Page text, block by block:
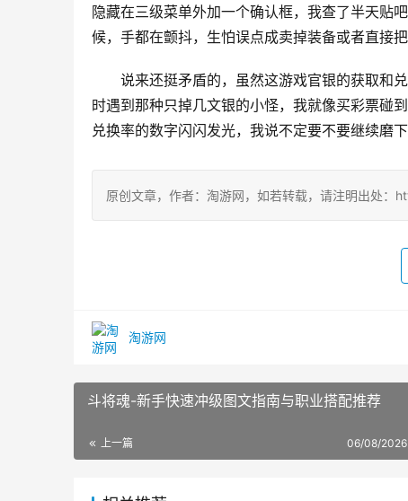
隐藏在三级菜单外加一个确认框，我查了半天
候，手都在颤抖，生怕误点成卖掉装备或者直接把
说来还挺矛盾的，虽然这游戏官银的获取和
时遇到那种只掉几文银的小怪，我就像买彩票碰
兑换率的数字闪闪发光，我说不定要不要继续磨
原创文章，作者：淘游网，如若转载，请注明出处
淘游网
斗将魂-新手快速冲级图文指南与职业搭配推荐
上一篇 06/08/2026